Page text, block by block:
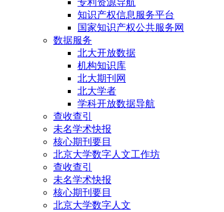
专利资源导航
知识产权信息服务平台
国家知识产权公共服务网
数据服务
北大开放数据
机构知识库
北大期刊网
北大学者
学科开放数据导航
查收查引
未名学术快报
核心期刊要目
北京大学数字人文工作坊
查收查引
未名学术快报
核心期刊要目
北京大学数字人文